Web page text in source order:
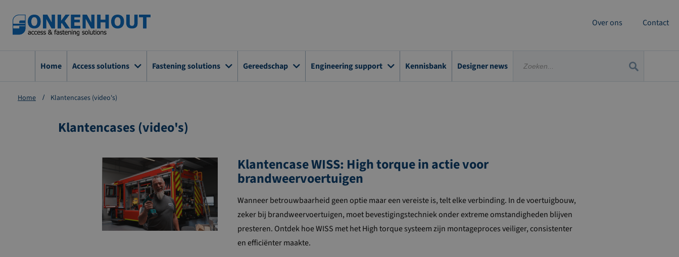
Over ons Contact
Home Access solutions Fastening solutions Gereedschap Engineering support Kennisbank Designer news
Home Klantencases (video's)
Klantencases (video's)
Klantencase WISS: High torque in actie voor
brandweervoertuigen
Wanneer betrouwbaarheid geen optie maar een vereiste is, telt elke verbinding. In de voertuigbouw,
zeker bij brandweervoertuigen, moet bevestigingstechniek onder extreme omstandigheden blijven
presteren. Ontdek hoe WISS met het High torque systeem zijn montageproces veiliger, consistenter
en efficiënter maakte.